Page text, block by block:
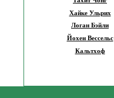
Хайке Ульрих
Логан Бэйли
Йохен Вессельс
Кальтхоф